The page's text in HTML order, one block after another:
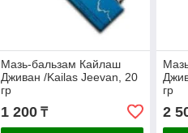
Мазь-бальзам Кайлаш
Дживан /Kailas Jeevan, 20
гр
1 200₸
гр
2